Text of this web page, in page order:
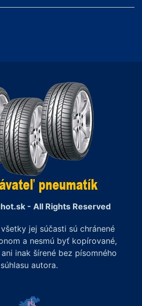
- All Rights Reserved
jej súčasti sú chránené
a nesmú byť kopírované,
inak šírené bez písomného
súhlasu autora.